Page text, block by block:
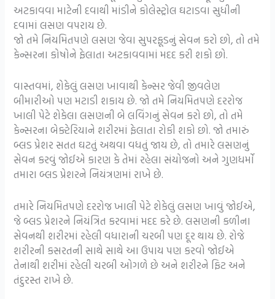
અટકાવવા માટેની દવાથી માંડીને કોલેસ્ટ્રોલ ઘટાડવા સુધીની
દવામાં લસણ વપરાય છે.
જો તમે નિયમિતપણે લસણ જેવા સુપરફૂડનું સેવન કરો છો, તો તમે
કેન્સરના કોષોને ફેલાતા અટકાવવામાં મદદ કરી શકો છો.
વાસ્તવમાં, શેકેલું લસણ ખાવાથી કેન્સર જેવી જીવલેણ
બીમારીઓ પણ મટાડી શકાય છે. જો તમે નિયમિતપણે દરરોજ
ખાલી પેટે શેકેલા લસણની બે લવિંગનું સેવન કરો છો, તો તમે
કેન્સરના બેક્ટેરિયાને શરીરમાં ફેલાતા રોકી શકો છો. જો તમારું
બ્લડ પ્રેશર સતત ઘટતું અથવા વધતું જાય છે, તો તમારે લસણનું
સેવન કરવું જોઈએ કારણ કે તેમાં રહેલા સંયોજનો અને ગુણધર્મો
તમારા બ્લડ પ્રેશરને નિયંત્રણમાં રાખે છે.
તમારે નિયમિતપણે દરરોજ ખાલી પેટે શેકેલું લસણ ખાવું જોઈએ,
જે બ્લડ પ્રેશરને નિયંત્રિત કરવામાં મદદ કરે છે. લસણની કળીના
સેવનથી શરીરમાં રહેલી વધારાની ચરબી પણ દૂર થાય છે. રોજે
શરીરની કસરતની સાથે સાથે આ ઉપાય પણ કરવો જોઈએ
તેનાથી શરીમાં રહેલી ચરબી ઓગળે છે અને શરીરને ફિટ અને
તંદુરસ્ત રાખે છે.